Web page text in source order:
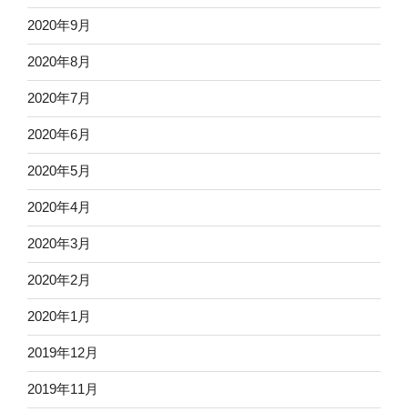
2020年9月
2020年8月
2020年7月
2020年6月
2020年5月
2020年4月
2020年3月
2020年2月
2020年1月
2019年12月
2019年11月